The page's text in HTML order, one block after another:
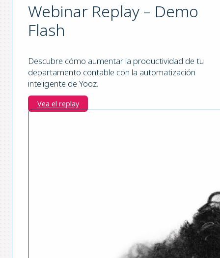
Webinar Replay – Demo
Flash
Descubre cómo aumentar la productividad de tu
departamento contable con la automatización
inteligente de Yooz.
Vea el replay